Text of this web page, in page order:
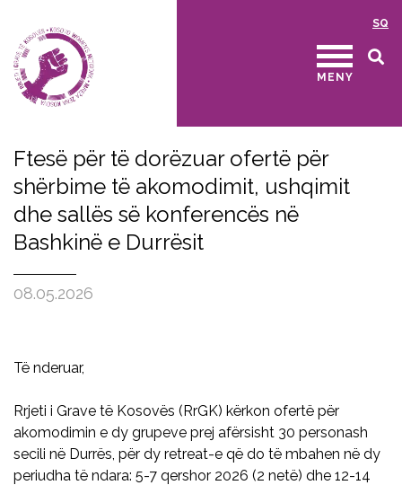
SQ
MENY
Ftesë për të dorëzuar ofertë për
shërbime të akomodimit, ushqimit
dhe sallës së konferencës në
Bashkinë e Durrësit
08.05.2026
Të nderuar,
Rrjeti i Grave të Kosovës (RrGK) kërkon ofertë për
akomodimin e dy grupeve prej afërsisht 30 personash
secili në Durrës, për dy retreat-e që do të mbahen në dy
periudha të ndara: 5-7 qershor 2026 (2 netë) dhe 12-14